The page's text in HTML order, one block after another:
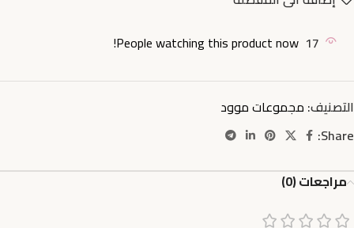
17
People watching this product now!
التصنيف: مجموعات موود
Share:
مراجعات (0)